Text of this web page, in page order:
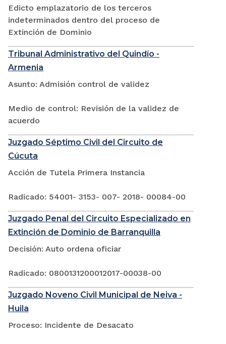
Edicto emplazatorio de los terceros
indeterminados dentro del proceso de
Extinción de Dominio
Tribunal Administrativo del Quindío -
Armenia
Asunto: Admisión control de validez
Medio de control: Revisión de la validez de
acuerdo
Juzgado Séptimo Civil del Circuito de
Cúcuta
Acción de Tutela Primera Instancia
Radicado: 54001- 3153- 007- 2018- 00084-00
Juzgado Penal del Circuito Especializado en
Extinción de Dominio de Barranquilla
Decisión: Auto ordena oficiar
Radicado: 0800131200012017-00038-00
Juzgado Noveno Civil Municipal de Neiva -
Huila
Proceso: Incidente de Desacato